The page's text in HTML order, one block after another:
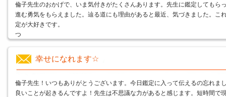
倫子先生のおかげで、いま気付きがたくさんあります。先生に鑑定してもら
進む勇気をもらえました。辿る道にも理由があると最近、気づきました。こ
定が大好きです。
つ
幸せになれます☆
倫子先生！いつもありがとうございます。今日鑑定に入って伝えるの忘れま
良いことが起きるんですよ！先生は不思議な力があると感じます。短時間で